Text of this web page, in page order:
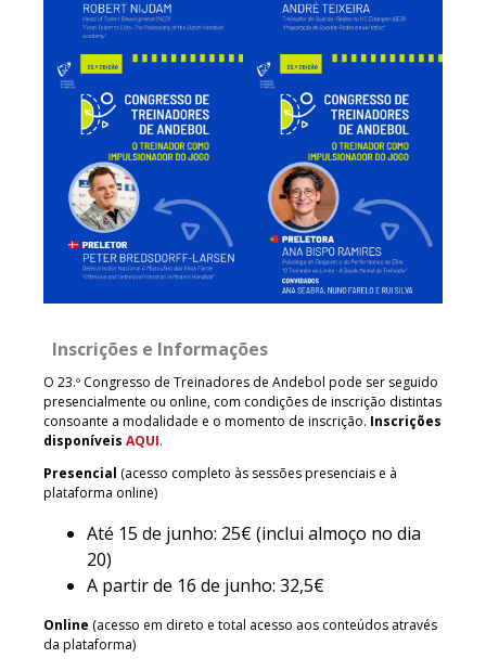
Inscrições e Informações
O 23.º Congresso de Treinadores de Andebol pode ser seguido
presencialmente ou online, com condições de inscrição distintas
consoante a modalidade e o momento de inscrição. Inscrições
disponíveis AQUI.
Presencial (acesso completo às sessões presenciais e à
plataforma online)
Até 15 de junho: 25€ (inclui almoço no dia
20)
A partir de 16 de junho: 32,5€
Online (acesso em direto e total acesso aos conteúdos através
da plataforma)